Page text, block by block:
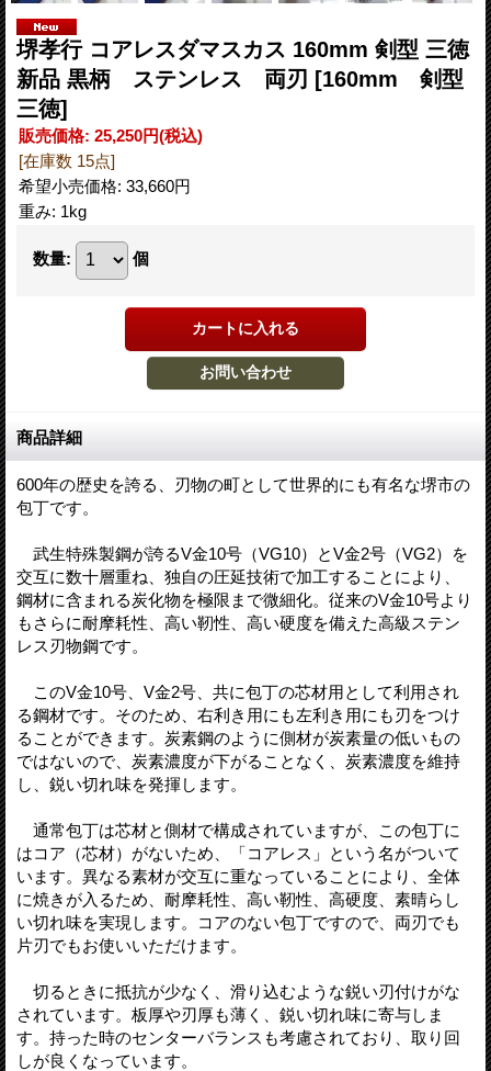
堺孝行 コアレスダマスカス 160mm 剣型 三徳
新品 黒柄 ステンレス 両刃 [160mm 剣型
三徳]
販売価格: 25,250円(税込)
[在庫数 15点]
希望小売価格: 33,660円
重み: 1kg
数量: 個
商品詳細
600年の歴史を誇る、刃物の町として世界的にも有名な堺市の
包丁です。
武生特殊製鋼が誇るV金10号（VG10）とV金2号（VG2）を
交互に数十層重ね、独自の圧延技術で加工することにより、
鋼材に含まれる炭化物を極限まで微細化。従来のV金10号より
もさらに耐摩耗性、高い靭性、高い硬度を備えた高級ステン
レス刃物鋼です。
このV金10号、V金2号、共に包丁の芯材用として利用され
る鋼材です。そのため、右利き用にも左利き用にも刃をつけ
ることができます。炭素鋼のように側材が炭素量の低いもの
ではないので、炭素濃度が下がることなく、炭素濃度を維持
し、鋭い切れ味を発揮します。
通常包丁は芯材と側材で構成されていますが、この包丁に
はコア（芯材）がないため、「コアレス」という名がついて
います。異なる素材が交互に重なっていることにより、全体
に焼きが入るため、耐摩耗性、高い靭性、高硬度、素晴らし
い切れ味を実現します。コアのない包丁ですので、両刃でも
片刃でもお使いいただけます。
切るときに抵抗が少なく、滑り込むような鋭い刃付けがな
されています。板厚や刃厚も薄く、鋭い切れ味に寄与しま
す。持った時のセンターバランスも考慮されており、取り回
しが良くなっています。